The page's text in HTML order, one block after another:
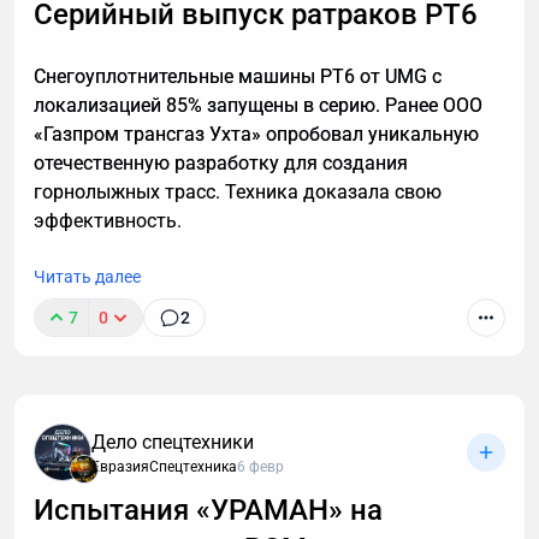
работы этой технологии, способы ее применения. А
расшифровку, даже если вы не разбираетесь в
технике.
Серийный выпуск ратраков РТ6
Снегоуплотнительные машины РТ6 от UMG с
локализацией 85% запущены в серию. Ранее ООО
«Газпром трансгаз Ухта» опробовал уникальную
отечественную разработку для создания
горнолыжных трасс. Техника доказала свою
эффективность.
Читать далее
7 0 2
Дело спецтехники
ЕвразияСпецтехника6 февр
Испытания «УРАМАН» на